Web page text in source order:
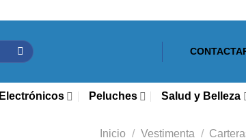
Electrónicos Peluches Salud y Belleza
Inicio / Vestimenta /